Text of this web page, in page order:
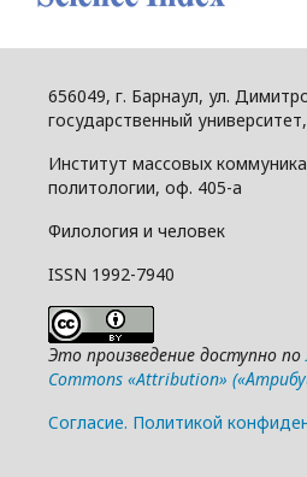
656049, г. Барнаул, ул.
государственный университет,
Институт массовых
политологии, оф. 405-а
Филология и человек
ISSN 1992-7940
Это произведение доступно по
Commons «Attribution»
Cогласие. Политикой